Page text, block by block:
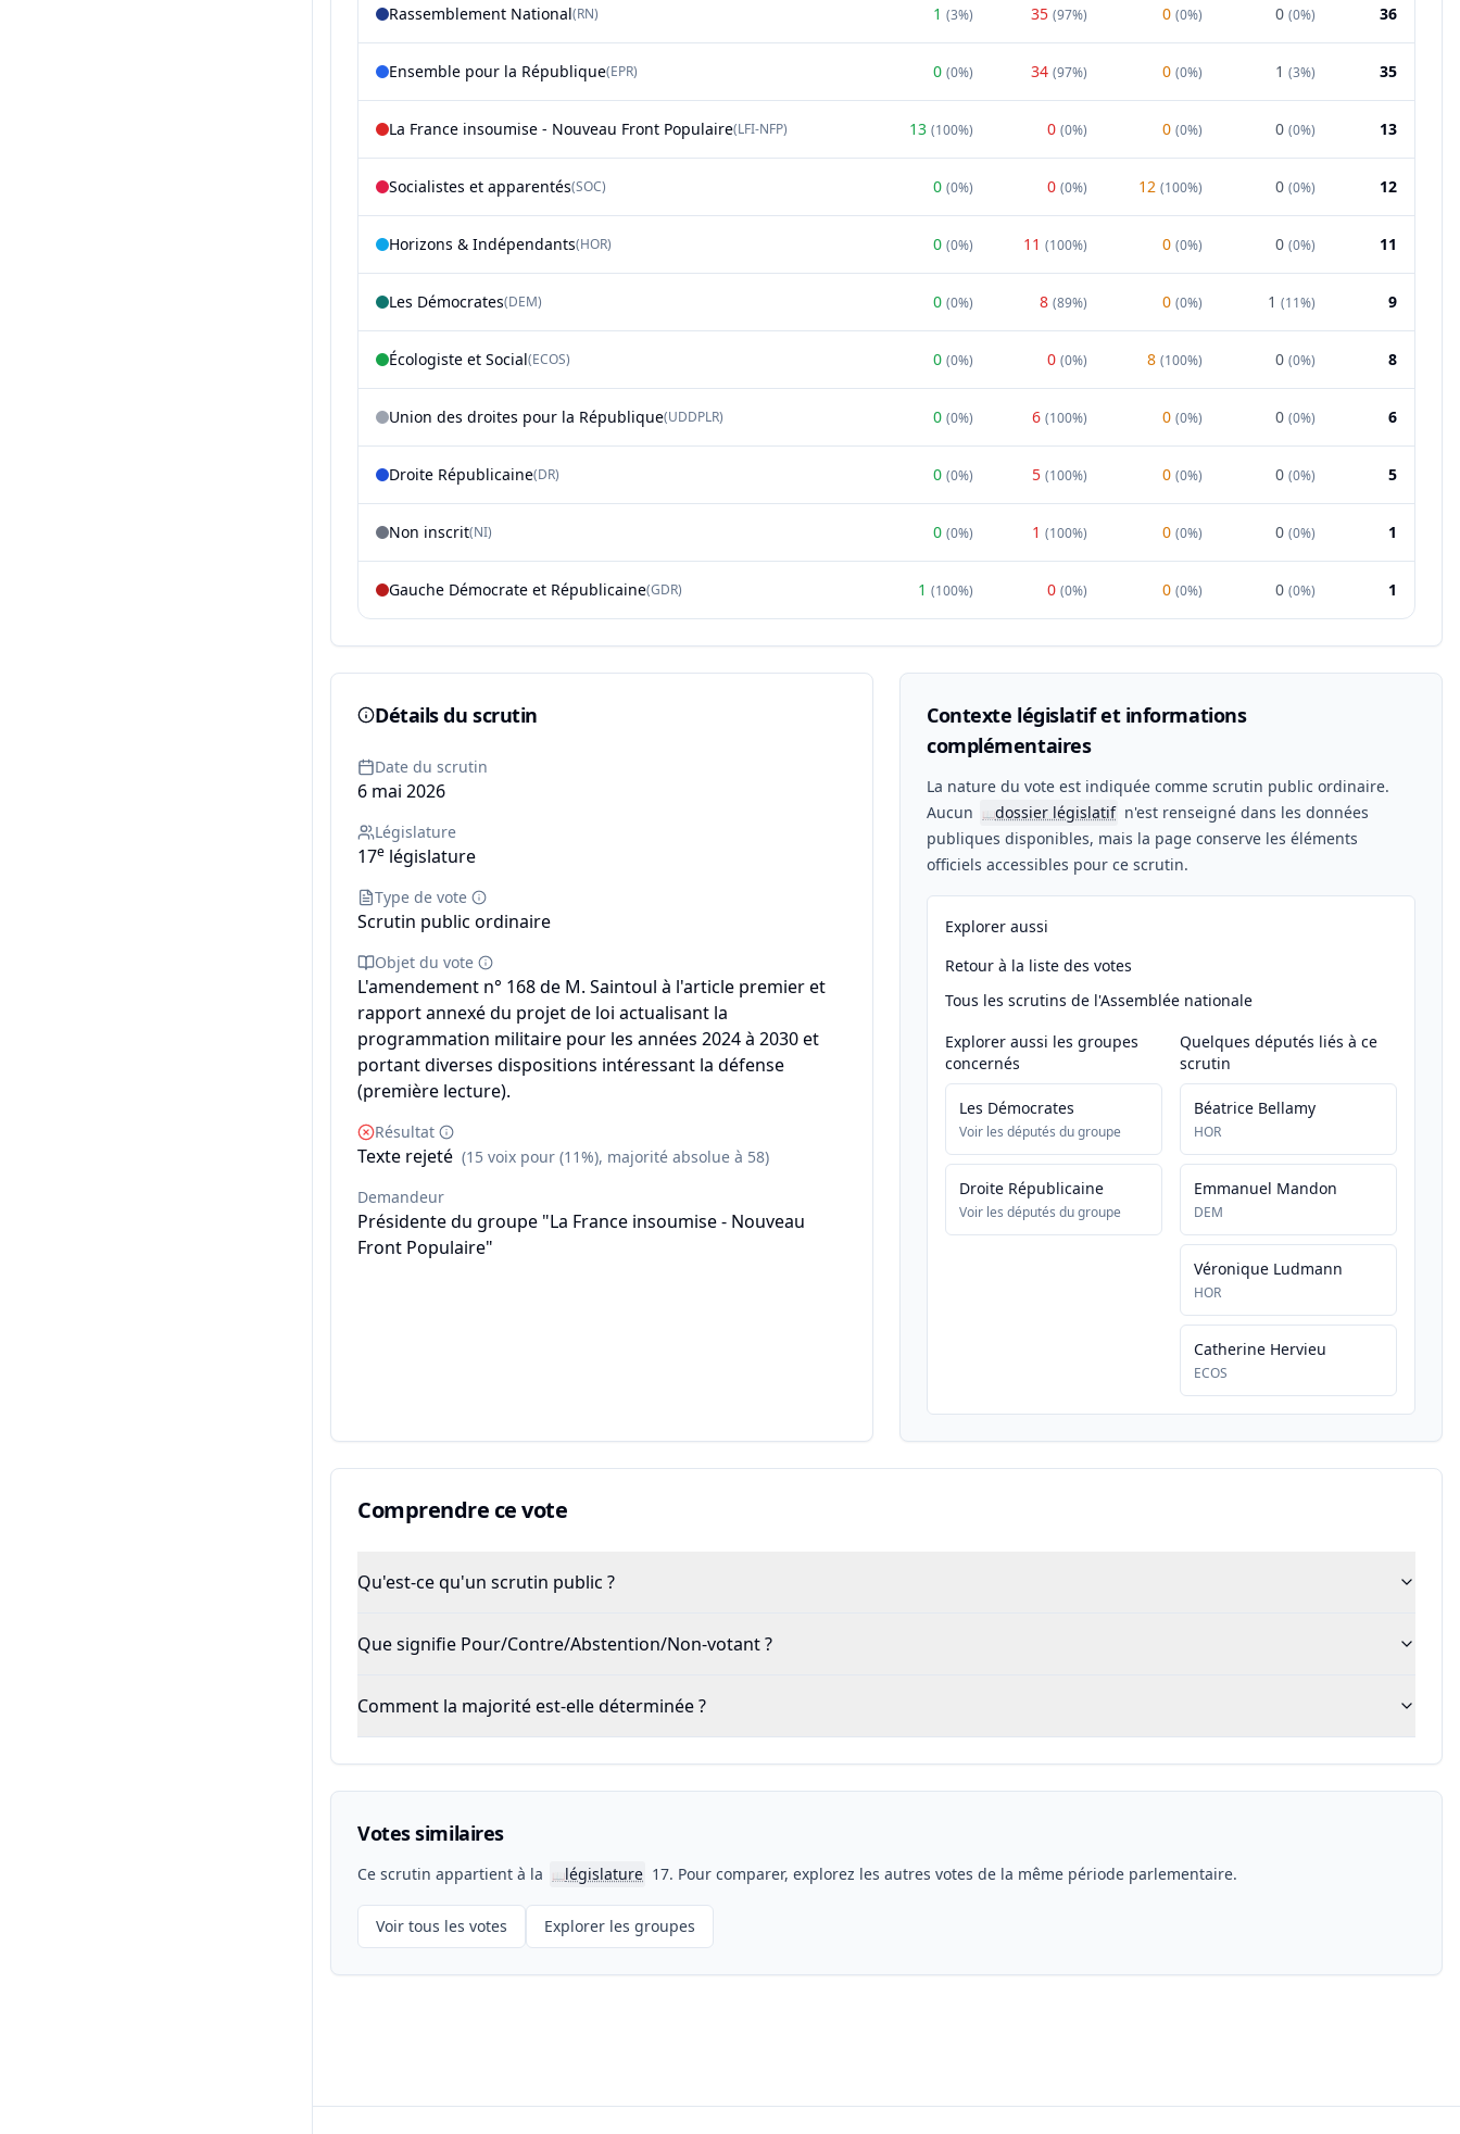
Rassemblement National(RN) 1 (3%) 35 (97%) 0 (0%) 0 (0%) 36
Ensemble pour la République(EPR) 0 (0%) 34 (97%) 0 (0%) 1 (3%) 35
La France insoumise - Nouveau Front Populaire(LFI-NFP) 13 (100%) 0 (0%) 0 (0%) 0 (0%) 13
Socialistes et apparentés(SOC) 0 (0%) 0 (0%) 12 (100%) 0 (0%) 12
Horizons & Indépendants(HOR) 0 (0%) 11 (100%) 0 (0%) 0 (0%) 11
Les Démocrates(DEM) 0 (0%) 8 (89%) 0 (0%) 1 (11%) 9
Écologiste et Social(ECOS) 0 (0%) 0 (0%) 8 (100%) 0 (0%) 8
Union des droites pour la République(UDDPLR) 0 (0%) 6 (100%) 0 (0%) 0 (0%) 6
Droite Républicaine(DR) 0 (0%) 5 (100%) 0 (0%) 0 (0%) 5
Non inscrit(NI) 0 (0%) 1 (100%) 0 (0%) 0 (0%) 1
Gauche Démocrate et Républicaine(GDR) 1 (100%) 0 (0%) 0 (0%) 0 (0%) 1
Détails du scrutin
Date du scrutin
6 mai 2026
Législature
17e législature
Type de vote
Scrutin public ordinaire
Objet du vote
L'amendement n° 168 de M. Saintoul à l'article premier et
rapport annexé du projet de loi actualisant la
programmation militaire pour les années 2024 à 2030 et
portant diverses dispositions intéressant la défense
(première lecture).
Résultat
Texte rejeté (15 voix pour (11%), majorité absolue à 58)
Demandeur
Présidente du groupe "La France insoumise - Nouveau
Front Populaire"
Contexte législatif et informations
complémentaires
La nature du vote est indiquée comme scrutin public ordinaire.
Aucun
📖dossier législatif n'est renseigné dans les données
publiques disponibles, mais la page conserve les éléments
officiels accessibles pour ce scrutin.
Explorer aussi
Retour à la liste des votes
Tous les scrutins de l'Assemblée nationale
Explorer aussi les groupes
concernés
Les Démocrates
Voir les députés du groupe
Droite Républicaine
Voir les députés du groupe
Quelques députés liés à ce
scrutin
Béatrice Bellamy
HOR
Emmanuel Mandon
DEM
Véronique Ludmann
HOR
Catherine Hervieu
ECOS
Comprendre ce vote
Qu'est-ce qu'un scrutin public ?
Que signifie Pour/Contre/Abstention/Non-votant ?
Comment la majorité est-elle déterminée ?
Votes similaires
Ce scrutin appartient à la 📖législature 17. Pour comparer, explorez les autres votes de la même période parlementaire.
Voir tous les votes Explorer les groupes